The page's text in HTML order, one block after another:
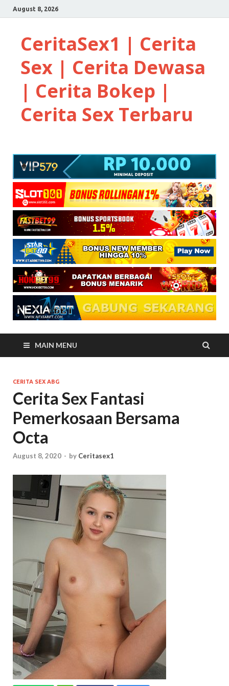
August 8, 2026
CeritaSex1 | Cerita
Sex | Cerita Dewasa
| Cerita Bokep |
Cerita Sex Terbaru
MAIN MENU
CERITA SEX ABG
Cerita Sex Fantasi
Pemerkosaan Bersama
Octa
August 8, 2020 - by Ceritasex1